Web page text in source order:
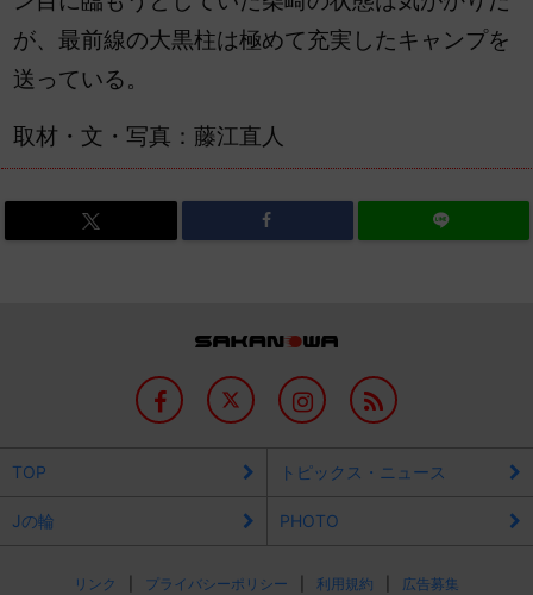
が、最前線の大黒柱は極めて充実したキャンプを
送っている。
取材・文・写真：藤江直人
TOP トピックス・ニュース
Jの輪 PHOTO
リンク プライバシーポリシー 利用規約 広告募集